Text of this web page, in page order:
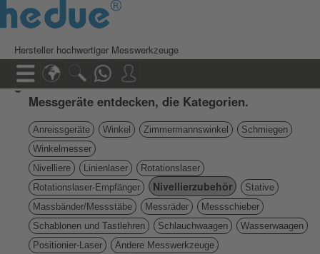
Hersteller hochwertiger Messwerkzeuge
Messgeräte entdecken, die Kategorien.
Anreissgeräte Winkel Zimmermannswinkel
Schmiegen
Winkelmesser
Nivelliere
Linienlaser
Rotationslaser
Rotationslaser-Empfänger
Nivellierzubehör
Stative
Massbänder/Messstäbe
Messräder
Messschieber
Schablonen und Tastlehren
Schlauchwaagen
Wasserwaagen
Positionier-Laser
Andere Messwerkzeuge